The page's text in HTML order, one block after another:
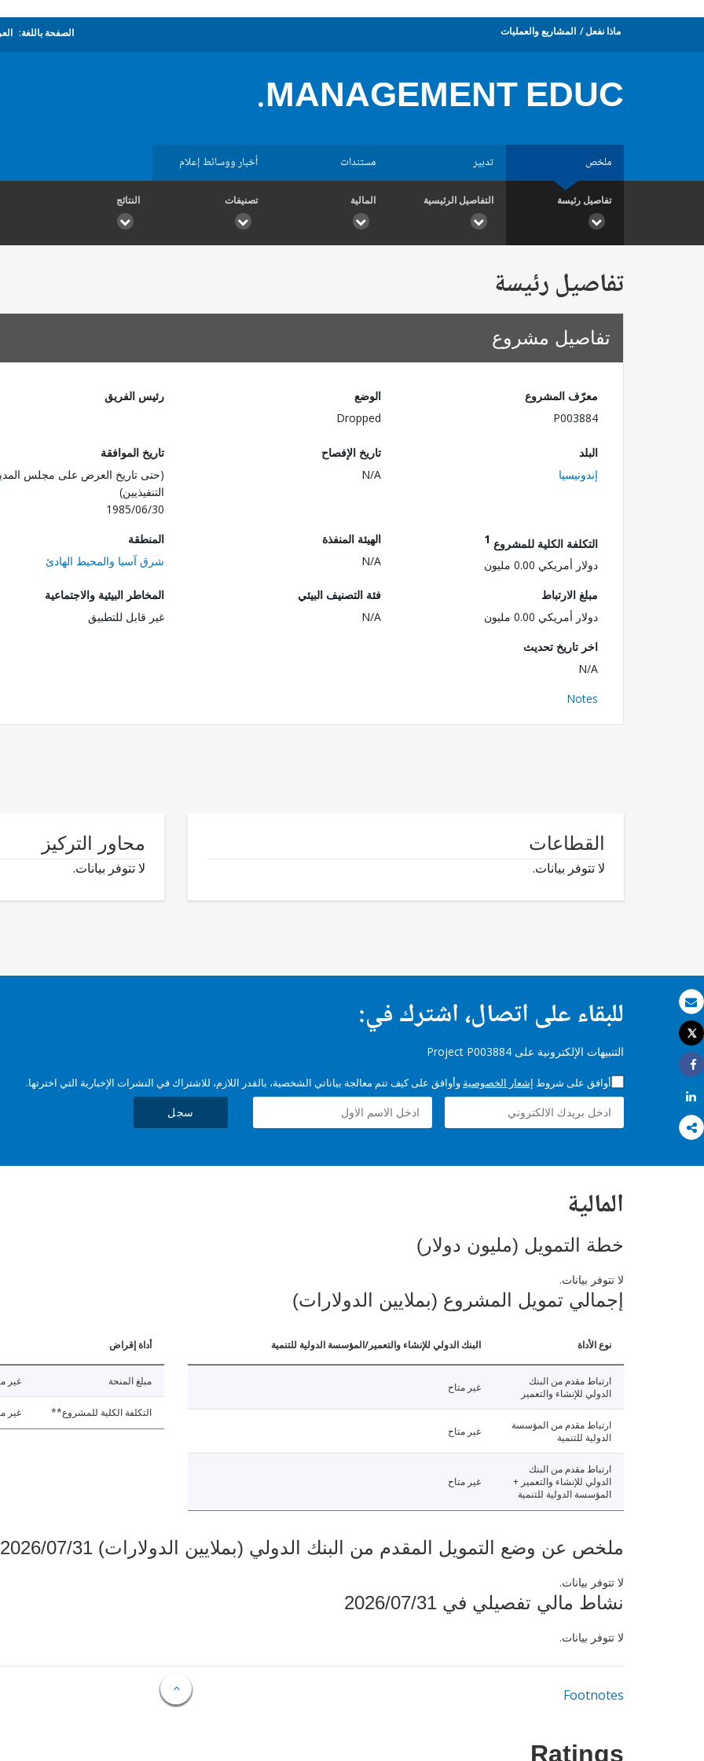
بريد الكتروني
طباعة
Tweet
Share
Share
ماذا نفعل المشاريع والعمليات الصفحة باللغة:
MANAGEMENT EDUC.
ملخص تدبير مستندات أخبار ووسائط إعلام
تفاصيل رئيسة التفاصيل الرئيسية المالية تصنيفات النتائج
تفاصيل رئيسة
تفاصيل مشروع
معرّف المشروع
P003884
الوضع
Dropped
رئيس الفريق
البلد
إندونيسيا
تاريخ الإفصاح
N/A
تاريخ الموافقة
(حتى تاريخ العرض على مجلس
التنفيذيين)
1985/06/30
التكلفة الكلية للمشروع 1
دولار أمريكي 0.00 مليون
الهيئة المنفذة
N/A
المنطقة
شرق آسيا والمحيط الهادئ
مبلغ الارتباط
دولار أمريكي 0.00 مليون
فئة التصنيف البيئي
N/A
المخاطر البيئية والاجتماعية
غير قابل للتطبيق
اخر تاريخ تحديث
N/A
Notes
القطاعات
لا تتوفر بيانات.
محاور التركيز
لا تتوفر بيانات.
للبقاء على اتصال، اشترك في:
التنبيهات الإلكترونية على Project P003884
أوافق على شروط إشعار الخصوصية وأوافق على كيف تتم معالجة بياناتي الشخصية، بالقدر اللازم، للاشتراك في النشرات الإخبارية التي اخترتها.
سجل
المالية
خطة التمويل (مليون دولار)
لا تتوفر بيانات.
إجمالي تمويل المشروع (بملايين الدولارات)
نوع الأداة البنك الدولي للإنشاء والتعمير/المؤسسة الدولية للتنمية
ارتباط مقدم من البنك
الدولي للإنشاء والتعمير
غير متاح
ارتباط مقدم من المؤسسة
الدولية للتنمية
غير متاح
ارتباط مقدم من البنك
الدولي للإنشاء والتعمير +
المؤسسة الدولية للتنمية
غير متاح
أداة إقراض
مبلغ المنحة غير
التكلفة الكلية للمشروع** غير
ملخص عن وضع التمويل المقدم من البنك الدولي (بملايين الدولارات) 2026/07/31
لا تتوفر بيانات.
نشاط مالي تفصيلي في 2026/07/31
لا تتوفر بيانات.
Footnotes